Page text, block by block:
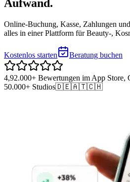
Aufwand.
Online-Buchung, Kasse, Zahlungen
alles in einer Plattform für Beauty-,
Kostenlos starten Beratung buchen
4,92.000+ Bewertungen im App Store,
50.000+ Studios🇩🇪🇦🇹🇨🇭